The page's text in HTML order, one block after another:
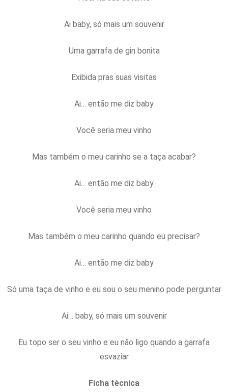
Ai baby, só mais um souvenir
Uma garrafa de gin bonita
Exibida pras suas visitas
Ai… então me diz baby
Você seria meu vinho
Mas também o meu carinho se a taça acabar?
Ai… então me diz baby
Você seria meu vinho
Mas também o meu carinho quando eu precisar?
Ai… então me diz baby
Só uma taça de vinho e eu sou o seu menino pode perguntar
Ai… baby, só mais um souvenir
Eu topo ser o seu vinho e eu não ligo quando a garrafa
esvaziar
Ficha técnica